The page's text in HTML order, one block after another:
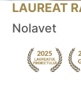
LAUREAT
Nolavet